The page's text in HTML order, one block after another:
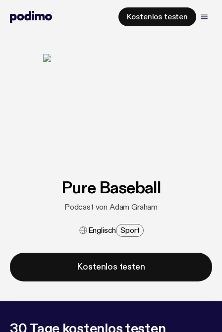
Kostenlos testen
Pure Baseball
Podcast von Adam Graham
Englisch Sport
Kostenlos testen